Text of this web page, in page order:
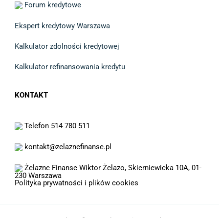
Forum kredytowe
Ekspert kredytowy Warszawa
Kalkulator zdolności kredytowej
Kalkulator refinansowania kredytu
KONTAKT
Telefon 514 780 511
kontakt@zelaznefinanse.pl
Żelazne Finanse Wiktor Żelazo, Skierniewicka 10A, 01-
230 Warszawa
Polityka prywatności i plików cookies